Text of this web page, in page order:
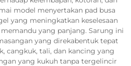
model menyertakan pad busa
yang meningkatkan keselesaan
yang panjang. Sarung ini
yang direkabentuk tepat
cangkuk, tali, dan kancing yang
yang kukuh tanpa tergelincir